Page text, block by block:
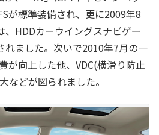
が標準装備され、更に2009年8
、HDDカーウイングスナビゲー
れました。次いで2010年7月の一
が向上した他、VDC(横滑り防止
などが図られました。